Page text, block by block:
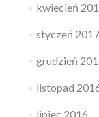
kwiecień
styczeń 2017
grudzień
listopad
lipiec 2016